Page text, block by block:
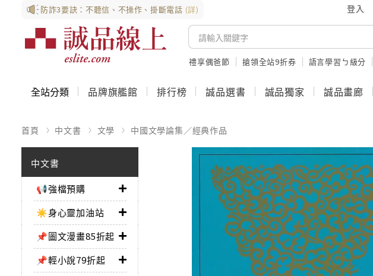
防詐3要訣：不聽信、不操作、掛斷電話 (詳) 登入
禮享偶爸節 搶領全站9折券 語言學習ㄅ級分
全站分類 品牌旗艦館 排行榜 誠品選書 誠品獨家 誠品畫廊
首頁 中文書 文學 中國文學論集／經典作品
中文書
📢強檔預購
☀️身心靈加油站
📌圖文漫畫85折起
📌輕小說79折起